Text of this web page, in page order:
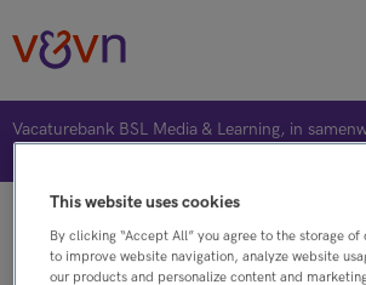
Vacaturebank BSL Media & Learning, in
Vacature plaatsen Jobalert
This website uses cookies
By clicking “Accept All” you agree to the storage
to improve website navigation, analyze website
our products and personalize content and